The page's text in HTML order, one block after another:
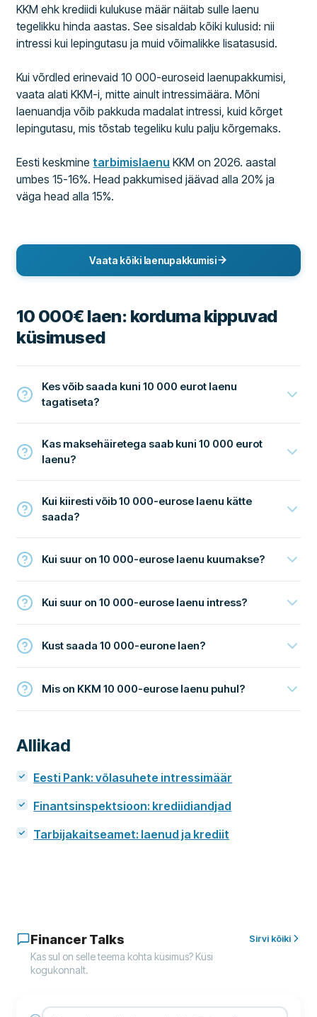
KKM ehk krediidi kulukuse määr näitab sulle laenu
tegelikku hinda aastas. See sisaldab kõiki kulusid: nii
intressi kui lepingutasu ja muid võimalikke lisatasusid.
Kui võrdled erinevaid 10 000-euroseid laenupakkumisi,
vaata alati KKM-i, mitte ainult intressimäära. Mõni
laenuandja võib pakkuda madalat intressi, kuid kõrget
lepingutasu, mis tõstab tegeliku kulu palju kõrgemaks.
Eesti keskminetarbimislaenu KKM on 2026. aastal
umbes 15-16%. Head pakkumised jäävad alla 20% ja
väga head alla 15%.
Vaata kõiki laenupakkumisi
10 000€ laen: korduma kippuvad
küsimused
Kes võib saada kuni 10 000 eurot laenu
tagatiseta?
Kas maksehäiretega saab kuni 10 000 eurot
laenu?
Kui kiiresti võib 10 000-eurose laenu kätte
saada?
Kui suur on 10 000-eurose laenu kuumakse?
Kui suur on 10 000-eurose laenu intress?
Kust saada 10 000-eurone laen?
Mis on KKM 10 000-eurose laenu puhul?
Allikad
Eesti Pank: võlasuhete intressimäär
Finantsinspektsioon: krediidiandjad
Tarbijakaitseamet: laenud ja krediit
Financer Talks
Kas sul on selle teema kohta küsimus? Küsi
kogukonnalt.
Sirvi kõiki